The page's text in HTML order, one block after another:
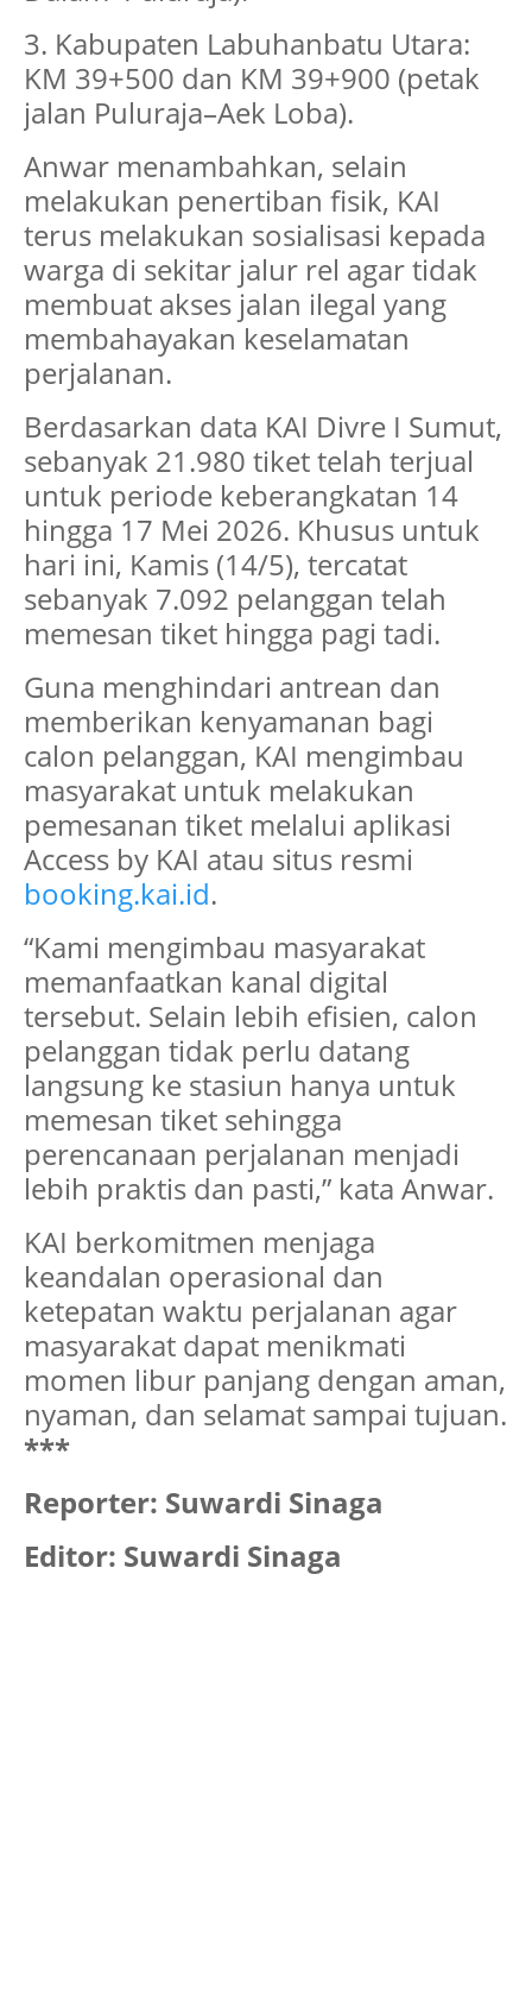
3. Kabupaten Labuhanbatu Utara:
KM 39+500 dan KM 39+900 (petak
jalan Puluraja–Aek Loba).
Anwar menambahkan, selain
melakukan penertiban fisik, KAI
terus melakukan sosialisasi kepada
warga di sekitar jalur rel agar tidak
membuat akses jalan ilegal yang
membahayakan keselamatan
perjalanan.
Berdasarkan data KAI Divre I Sumut,
sebanyak 21.980 tiket telah terjual
untuk periode keberangkatan 14
hingga 17 Mei 2026. Khusus untuk
hari ini, Kamis (14/5), tercatat
sebanyak 7.092 pelanggan telah
memesan tiket hingga pagi tadi.
Guna menghindari antrean dan
memberikan kenyamanan bagi
calon pelanggan, KAI mengimbau
masyarakat untuk melakukan
pemesanan tiket melalui aplikasi
Access by KAI atau situs resmi
booking.kai.id.
“Kami mengimbau masyarakat
memanfaatkan kanal digital
tersebut. Selain lebih efisien, calon
pelanggan tidak perlu datang
langsung ke stasiun hanya untuk
memesan tiket sehingga
perencanaan perjalanan menjadi
lebih praktis dan pasti,” kata Anwar.
KAI berkomitmen menjaga
keandalan operasional dan
ketepatan waktu perjalanan agar
masyarakat dapat menikmati
momen libur panjang dengan aman,
nyaman, dan selamat sampai tujuan.
***
Reporter: Suwardi Sinaga
Editor: Suwardi Sinaga